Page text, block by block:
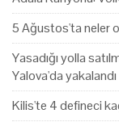
5 Ağustos'ta neler
Yasadığı yolla
Yalova'da yakalandı
Kilis'te 4 defineci